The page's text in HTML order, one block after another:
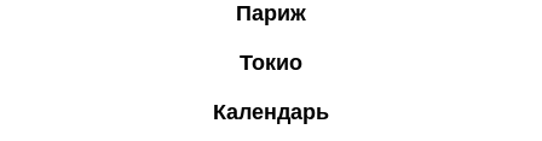
Париж
Токио
Календарь